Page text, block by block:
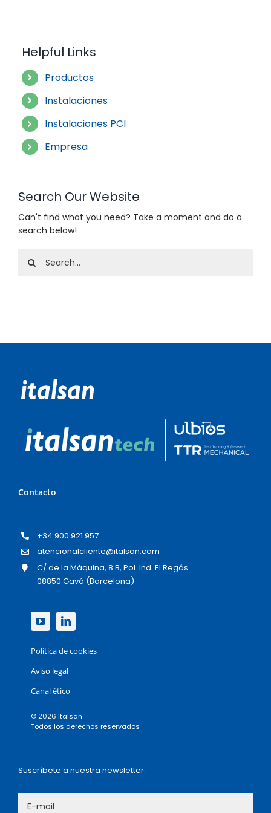
Helpful Links
Productos
Instalaciones
Instalaciones PCI
Empresa
Search Our Website
Can't find what you need? Take a moment and do a
search below!
for:
Contacto
+34 900 921 957
atencionalcliente@italsan.com
C/ de la Máquina, 8 B, Pol. Ind. El Regás
08850 Gavá (Barcelona)
Política de cookies
Aviso legal
Canal ético
© 2026 Italsan
Todos los derechos reservados
Suscríbete a nuestra newsletter.